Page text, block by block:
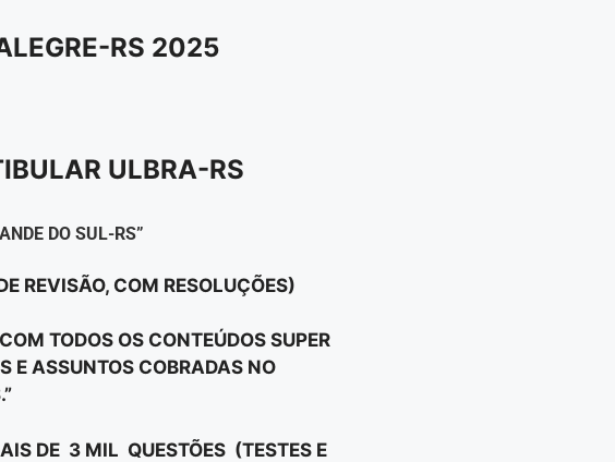
RS 2025
ULBRA-RS
DO SUL-RS”
REVISÃO, COM RESOLUÇÕES)
TODOS OS CONTEÚDOS SUPER
E ASSUNTOS COBRADAS NO
DE 3 MIL QUESTÕES (TESTES E